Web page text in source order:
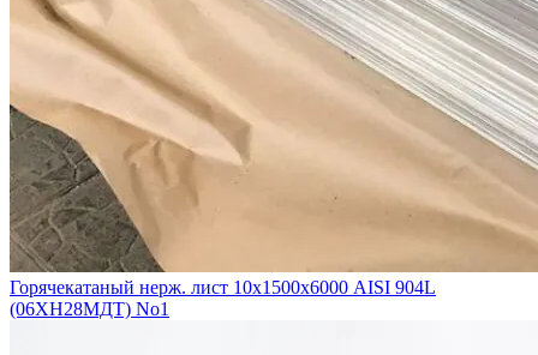
Горячекатаный нерж. лист 10х1500х6000 AISI 904L
(06ХН28МДТ) No1